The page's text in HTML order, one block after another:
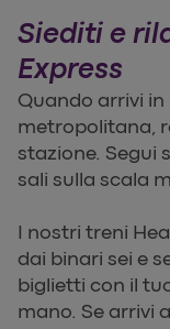
Siediti e
Express
Quando arrivi in
metropolitana,
stazione. Segui
sali sulla scala
I nostri treni
dai binari sei e
biglietti con il
mano. Se arrivi